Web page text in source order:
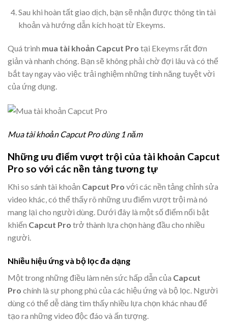
Sau khi hoàn tất giao dịch, bạn sẽ nhận được thông tin tài
khoản và hướng dẫn kích hoạt từ Ekeyms.
Quá trình mua tài khoản Capcut Pro tại Ekeyms rất đơn
giản và nhanh chóng. Bạn sẽ không phải chờ đợi lâu và có thể
bắt tay ngay vào việc trải nghiệm những tính năng tuyệt vời
của ứng dụng.
Mua tài khoản Capcut Pro dùng 1 năm
Những ưu điểm vượt trội của tài khoản Capcut
Pro so với các nền tảng tương tự
Khi so sánh tài khoản Capcut Pro với các nền tảng chỉnh sửa
video khác, có thể thấy rõ những ưu điểm vượt trội mà nó
mang lại cho người dùng. Dưới đây là một số điểm nổi bật
khiến Capcut Pro trở thành lựa chọn hàng đầu cho nhiều
người.
Nhiều hiệu ứng và bộ lọc đa dạng
Một trong những điều làm nên sức hấp dẫn của Capcut
Pro chính là sự phong phú của các hiệu ứng và bộ lọc. Người
dùng có thể dễ dàng tìm thấy nhiều lựa chọn khác nhau để
tạo ra những video độc đáo và ấn tượng.